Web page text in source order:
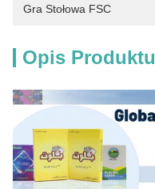
Gra Stołowa FSC
Opis Produktu